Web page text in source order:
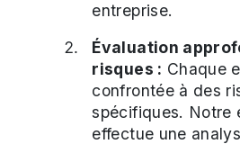
entreprise.
Évaluation
risques : Chaque
confrontée à des
spécifiques. Notre
effectue une